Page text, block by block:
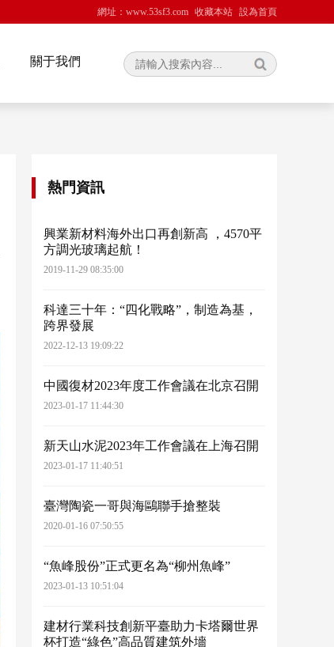
網址：www.53sf3.com 收藏本站 設為首頁
關于我們
熱門資訊
興業新材料海外出口再創新高 ，4570平
方調光玻璃起航！
2019-11-29 08:35:00
科達三十年：“四化戰略”，制造為基，
跨界發展
2022-12-13 19:09:22
中國復材2023年度工作會議在北京召開
2023-01-17 11:44:30
新天山水泥2023年工作會議在上海召開
2023-01-17 11:40:51
臺灣陶瓷一哥與海鷗聯手搶整裝
2020-01-16 07:50:55
“魚峰股份”正式更名為“柳州魚峰”
2023-01-13 10:51:04
建材行業科技創新平臺助力卡塔爾世界
杯打造“綠色”高品質建筑外墻